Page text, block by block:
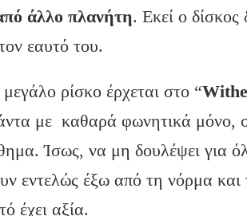
άλλο πλανήτη. Εκεί ο δίσκος
εαυτό του.
ρίσκο έρχεται στο “
με καθαρά φωνητικά μόνο,
Ίσως, να μη δουλέψει για
εντελώς έξω από τη νόρμα
έχει αξία.